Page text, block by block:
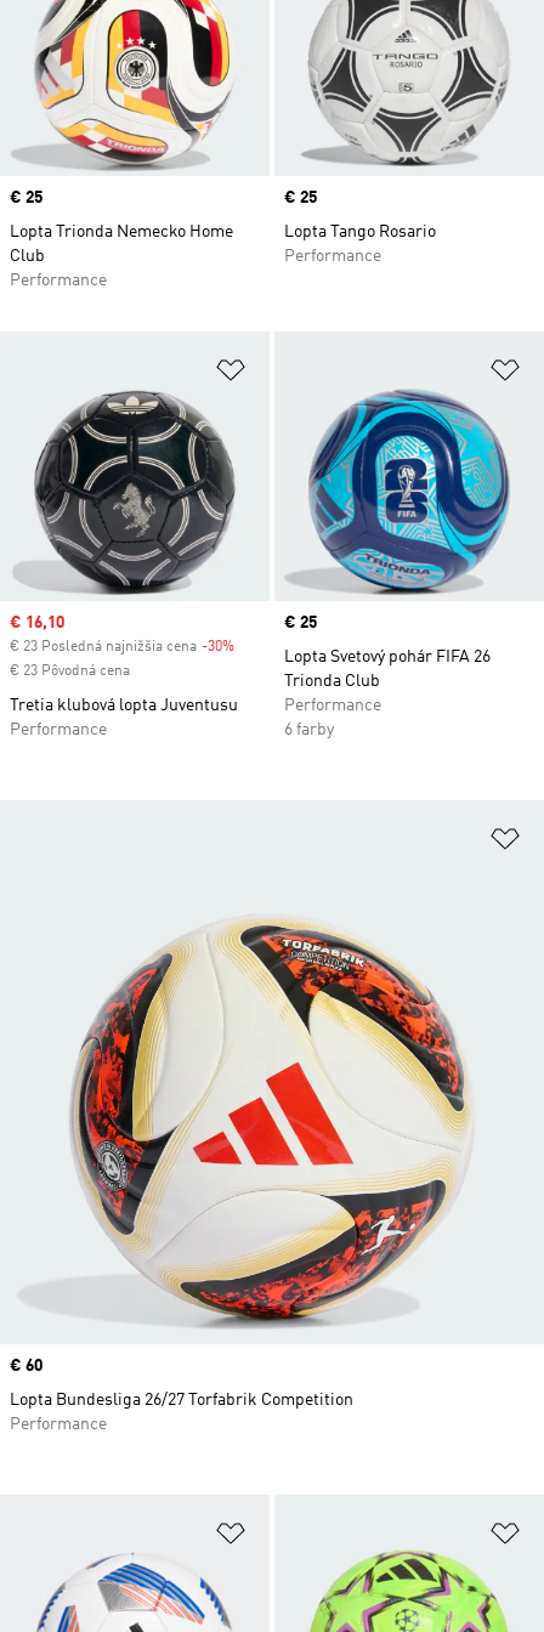
Price
€ 25
Lopta Trionda Nemecko Home
Club
Performance
Price
€ 25
Lopta Tango Rosario
Performance
Pridať do zoznamu želaných
Sale price
€ 16,10
€ 23 Posledná najnižšia cena -30% Discount
€ 23 Pôvodná cena
Tretia klubová lopta Juventusu
Performance
Price
€ 25
Lopta Svetový pohár FIFA 26
Trionda Club
Performance
6 farby
Pridať do zoznamu želaných
Price
€ 60
Lopta Bundesliga 26/27 Torfabrik Competition
Performance